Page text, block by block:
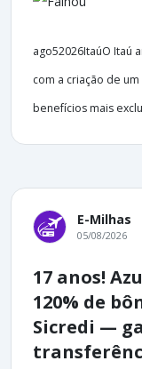
ago52026ItaúO Itaú
com a criação de
benefícios mais
E-Milhas
05/08/2026
17 anos!
120% de
Sicredi —